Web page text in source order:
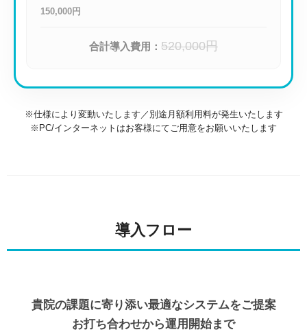
150,000円
合計導入費用： 520,000円
※仕様により変動いたします／別途月額利用料が発生いたします
※PC/インターネットはお客様にてご用意をお願いいたします
導入フロー
貴院の課題に寄り添い最適なシステムをご提案
お打ち合わせから運用開始まで